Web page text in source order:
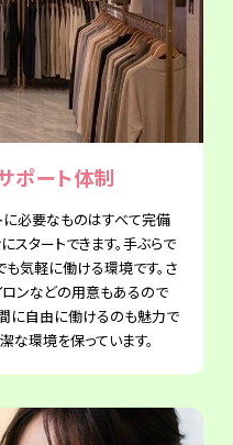
ポート体制
に必要なものはすべて完備
スタートできます。手ぶらで
気軽に働ける環境です。さ
ロンなどの用意もあるので
に自由に働けるのも魅力で
な環境を保っています。